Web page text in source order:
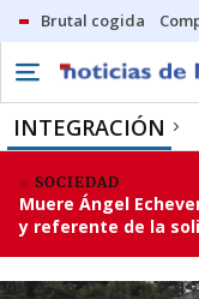
Brutal cogida
INTEGRACIÓN
SOCIEDAD
Muere Ángel
y referente de la